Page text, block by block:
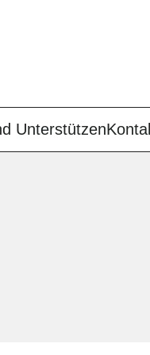
Unterstützen